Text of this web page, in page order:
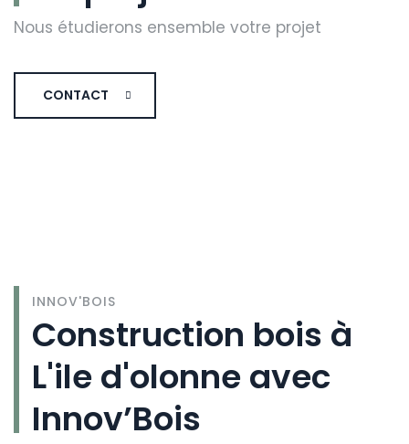
Nous étudierons ensemble votre projet
CONTACT
INNOV'BOIS
Construction bois à
L'ile d'olonne avec
Innov’Bois